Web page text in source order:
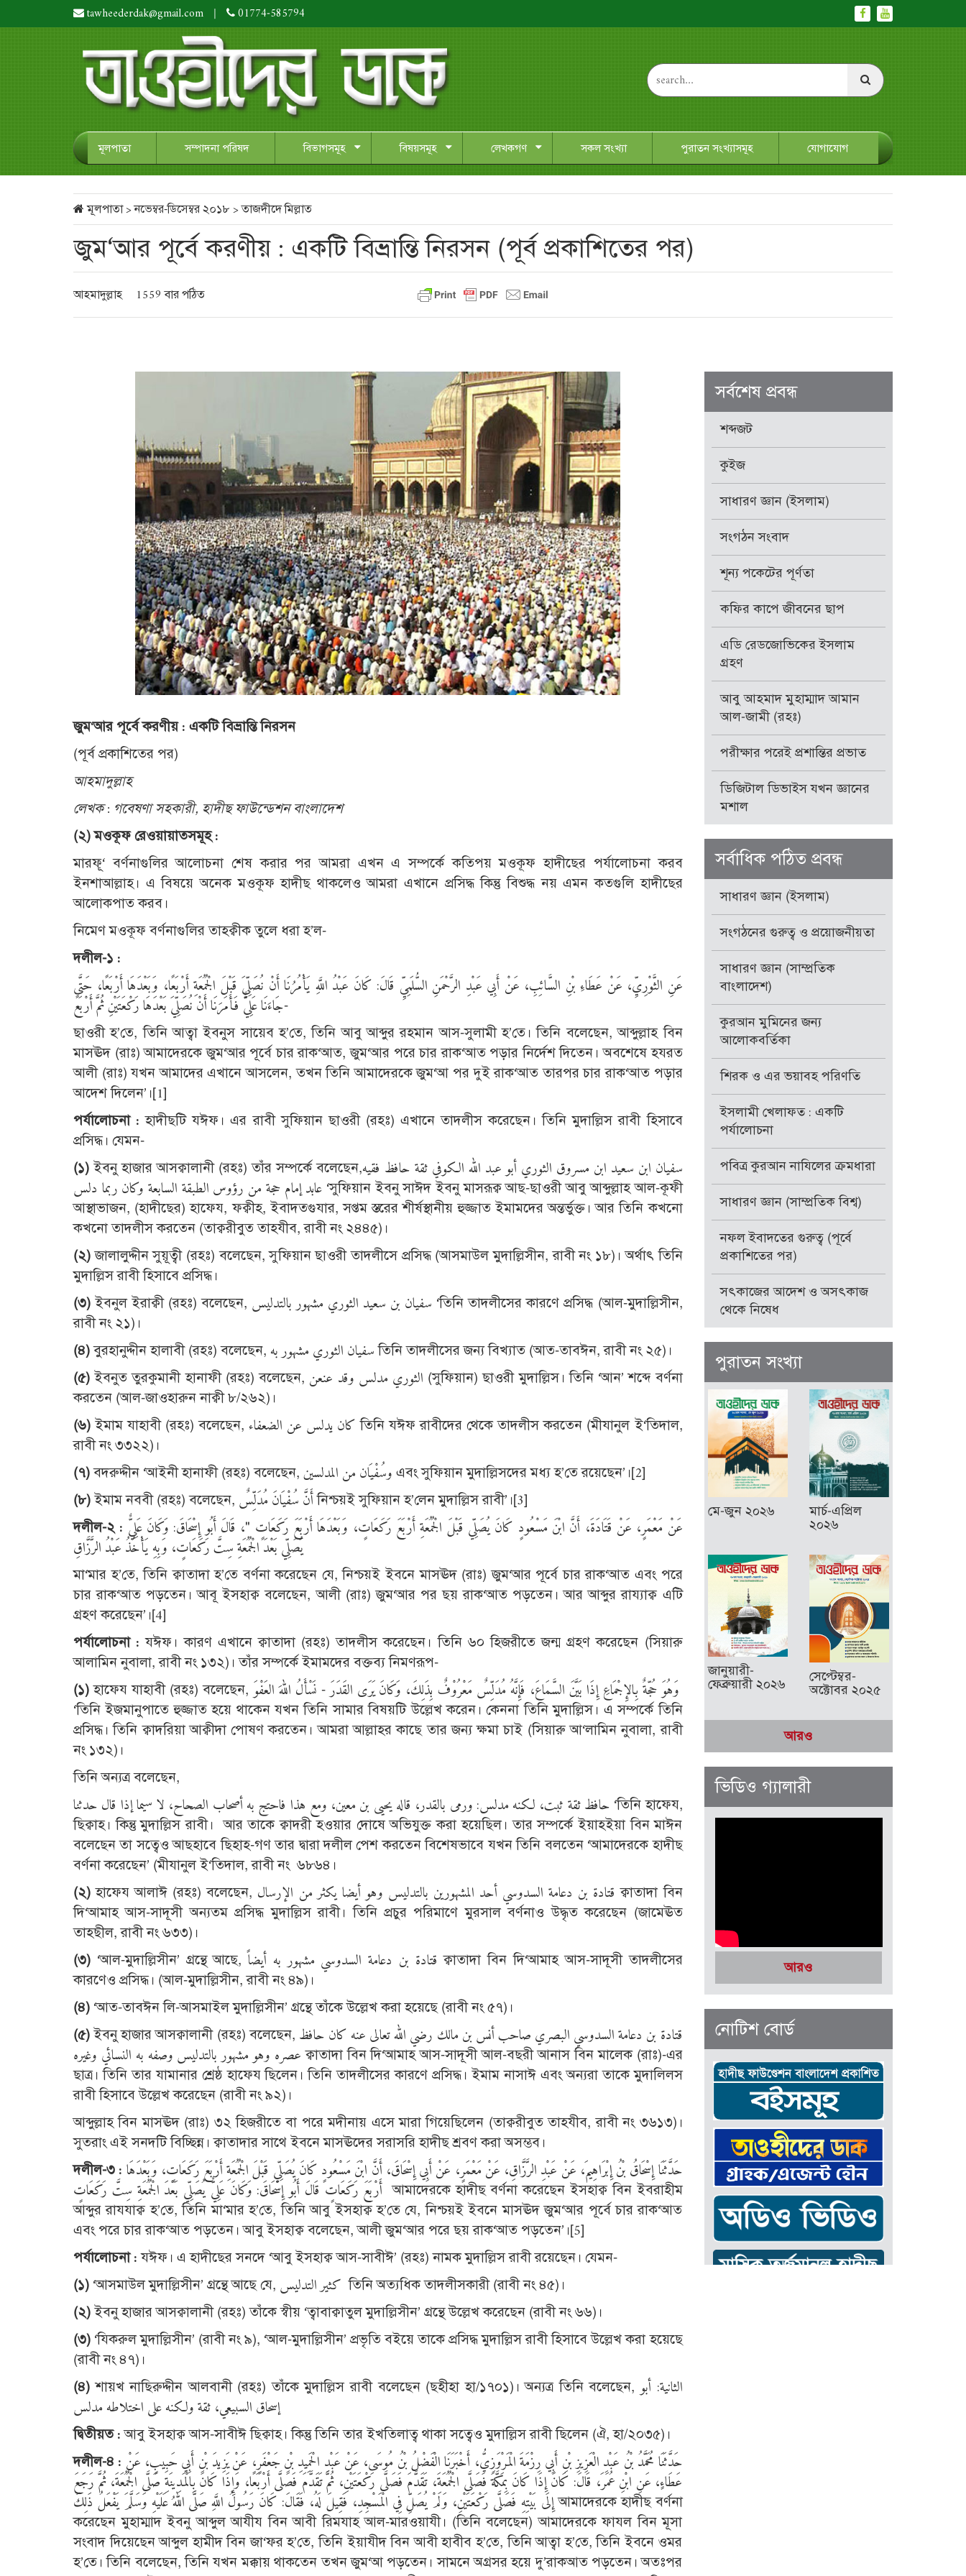
tawheederdak@gmail.com | 01774-585794
মূলপাতা সম্পাদনা পরিষদ বিভাগসমূহ বিষয়সমূহ লেখকগণ সকল সংখ্যা পুরাতন সংখ্যাসমূহ যোগাযোগ
মূলপাতা> নভেম্বর-ডিসেম্বর ২০১৮ > তাজদীদে মিল্লাত
জুম‘আর পূর্বে করণীয় : একটি বিভ্রান্তি নিরসন (পূর্ব প্রকাশিতের পর)
আহমাদুল্লাহ 1559 বার পঠিত
জুম‘আর পূর্বে করণীয় : একটি বিভ্রান্তি নিরসন
(পূর্ব প্রকাশিতের পর)
আহমাদুল্লাহ
লেখক : গবেষণা সহকারী, হাদীছ ফাউন্ডেশন বাংলাদেশ
(২) মওকূফ রেওয়ায়াতসমূহ :
মারফূ‘ বর্ণনাগুলির আলোচনা শেষ করার পর আমরা এখন এ সম্পর্কে কতিপয় মওকূফ হাদীছের পর্যালোচনা করব
ইনশাআল্লাহ। এ বিষয়ে অনেক মওকূফ হাদীছ থাকলেও আমরা এখানে প্রসিদ্ধ কিন্তু বিশুদ্ধ নয় এমন কতগুলি হাদীছের
আলোকপাত করব।
নিমেণ মওকূফ বর্ণনাগুলির তাহক্বীক তুলে ধরা হ’ল-
দলীল-১ :
عَنِ الثَّوْرِيِّ، عَنْ عَطَاءِ بْنِ السَّائِبِ، عَنْ أَبِي عَبْدِ الرَّحْمَنِ السُّلَمِيِّ قَالَ: كَانَ عَبْدُ اللَّهِ يَأْمُرُنَا أَنْ نُصَلِّيَ قَبْلَ الْجُمُعَةِ أَرْبَعًا، وَبَعْدَهَا أَرْبَعًا، حَتَّى
جَاءَنَا عَلِيٌّ فَأَمَرَنَا أَنْ نُصَلِّيَ بَعْدَهَا رَكْعَتَيْنِ ثُمَّ أَرْبَعً-
ছাওরী হ’তে, তিনি আত্বা ইবনুস সায়েব হ’তে, তিনি আবু আব্দুর রহমান আস-সুলামী হ’তে। তিনি বলেছেন, আব্দুল্লাহ বিন
মাসঊদ (রাঃ) আমাদেরকে জুম‘আর পূর্বে চার রাক‘আত, জুম‘আর পরে চার রাক‘আত পড়ার নির্দেশ দিতেন। অবশেষে হযরত
আলী (রাঃ) যখন আমাদের এখানে আসলেন, তখন তিনি আমাদেরকে জুম‘আ পর দুই রাক‘আত তারপর চার রাক‘আত পড়ার
আদেশ দিলেন’।[1]
পর্যালোচনা : হাদীছটি যঈফ। এর রাবী সুফিয়ান ছাওরী (রহঃ) এখানে তাদলীস করেছেন। তিনি মুদাল্লিস রাবী হিসাবে
প্রসিদ্ধ। যেমন-
(১) ইবনু হাজার আসক্বালানী (রহঃ) তাঁর সম্পর্কে বলেছেন,سفيان ابن سعيد ابن مسروق الثوري أبو عبد الله الكوفي ثقة حافظ فقيه
عابد إمام حجة من رؤوس الطبقة السابعة وكان ربما دلس ‘সুফিয়ান ইবনু সাঈদ ইবনু মাসরূক্ব আছ-ছাওরী আবু আব্দুল্লাহ আল-কূফী
আস্থাভাজন, (হাদীছের) হাফেয, ফক্বীহ, ইবাদতগুযার, সপ্তম স্তরের শীর্ষস্থানীয় হুজ্জাত ইমামদের অন্তর্ভুক্ত। আর তিনি কখনো
কখনো তাদলীস করতেন (তাক্বরীবুত তাহযীব, রাবী নং ২৪৪৫)।
(২) জালালুদ্দীন সুয়ূত্বী (রহঃ) বলেছেন, সুফিয়ান ছাওরী তাদলীসে প্রসিদ্ধ (আসমাউল মুদাল্লিসীন, রাবী নং ১৮)। অর্থাৎ তিনি
মুদাল্লিস রাবী হিসাবে প্রসিদ্ধ।
(৩) ইবনুল ইরাক্বী (রহঃ) বলেছেন, سفيان بن سعيد الثوري مشهور بالتدليس ‘তিনি তাদলীসের কারণে প্রসিদ্ধ (আল-মুদাল্লিসীন,
রাবী নং ২১)।
(৪)
বুরহানুদ্দীন হালাবী (রহঃ) বলেছেন, سفيان الثوري مشهور به তিনি তাদলীসের জন্য বিখ্যাত (আত-তাবঈন, রাবী নং ২৫)।
(৫) ইবনুত তুরকুমানী হানাফী (রহঃ) বলেছেন, الثوري مدلس وقد عنعن (সুফিয়ান) ছাওরী মুদাল্লিস। তিনি ‘আন’ শব্দে বর্ণনা
করতেন (আল-জাওহারুন নাক্বী ৮/২৬২)।
(৬) ইমাম যাহাবী (রহঃ) বলেছেন, كان يدلس عن الضعفاء তিনি যঈফ রাবীদের থেকে তাদলীস করতেন (মীযানুল ই‘তিদাল,
রাবী নং ৩৩২২)।
(৭)
বদরুদ্দীন ‘আইনী হানাফী (রহঃ) বলেছেন, وسُفْيَان من المدلسين এবং সুফিয়ান মুদাল্লিসদের মধ্য হ’তে রয়েছেন’।[2]
(৮)
ইমাম নববী (রহঃ) বলেছেন, أَنَّ سُفْيَانَ مُدَلِّسٌ নিশ্চয়ই সুফিয়ান হ’লেন মুদাল্লিস রাবী’।[3]
দলীল-২ :
يُصَلِّي بَعْدَ الْجُمُعَةِ سِتَّ رَكَعَاتٍ، وَبِهِ يَأْخُذُ عَبْدُ الرَّزَّاقِ
মা‘মার হ’তে, তিনি ক্বাতাদা হ’তে বর্ণনা করেছেন যে, নিশ্চয়ই ইবনে মাসঊদ (রাঃ) জুম‘আর পূর্বে চার রাক‘আত এবং পরে
চার রাক‘আত পড়তেন। আবূ ইসহাক্ব বলেছেন, আলী (রাঃ) জুম‘আর পর ছয় রাক‘আত পড়তেন। আর আব্দুর রায্যাক্ব এটি
গ্রহণ করেছেন’।[4]
পর্যালোচনা : যঈফ। কারণ এখানে ক্বাতাদা (রহঃ) তাদলীস করেছেন। তিনি ৬০ হিজরীতে জন্ম গ্রহণ করেছেন (সিয়ারু
আলামিন নুবালা, রাবী নং ১৩২)। তাঁর সম্পর্কে ইমামদের বক্তব্য নিমণরূপ-
(১) হাফেয যাহাবী (রহঃ) বলেছেন, وَهُوَ حُجّةٌ بِالإِجْمَاعِ إِذَا بَيَّنَ السَّمَاعَ، فَإِنَّهُ مُدَلِّسٌ مَعْرُوْفٌ بِذَلِكَ، وَكَانَ يَرَى القَدَرَ - نَسْأَلُ اللهَ العَفْوَ
‘তিনি ইজমানুপাতে হুজ্জাত হয়ে থাকেন যখন তিনি সামার বিষয়টি উল্লেখ করেন। কেননা তিনি মুদাল্লিস। এ সম্পর্কে তিনি
প্রসিদ্ধ। তিনি ক্বাদরিয়া আক্বীদা পোষণ করতেন। আমরা আল্লাহর কাছে তার জন্য ক্ষমা চাই (সিয়ারু আ‘লামিন নুবালা, রাবী
নং ১৩২)।
তিনি অন্যত্র বলেছেন,
حافظ ثقة ثبت، لكنه مدلس: ورمى بالقدر، قاله يحيى بن معين، ومع هذا فاحتج به أصحاب الصحاح، لا سيما إذا قال حدثنا ‘তিনি হাফেয,
ছিক্বাহ। কিন্তু মুদাল্লিস রাবী। আর তাকে ক্বাদরী হওয়ার দোষে অভিযুক্ত করা হয়েছিল। তার সম্পর্কে ইয়াহইয়া বিন মাঈন
বলেছেন তা সত্বেও আছহাবে ছিহাহ-গণ তার দ্বারা দলীল পেশ করতেন বিশেষভাবে যখন তিনি বলতেন ‘আমাদেরকে হাদীছ
বর্ণনা করেছেন’ (মীযানুল ই‘তিদাল, রাবী নং ৬৮৬৪।
(২) হাফেয আলাঈ (রহঃ) বলেছেন, قتادة بن دعامة السدوسي أحد المشهورين بالتدليس وهو أيضا يكثر من الإرسال ক্বাতাদা বিন
দি‘আমাহ আস-সাদূসী অন্যতম প্রসিদ্ধ মুদাল্লিস রাবী। তিনি প্রচুর পরিমাণে মুরসাল বর্ণনাও উদ্ধৃত করেছেন (জামেঊত
তাহছীল, রাবী নং ৬৩৩)।
(৩) ‘আল-মুদাল্লিসীন’ গ্রন্থে আছে, قتادة بن دعامة السدوسي مشهور به أيضاً ক্বাতাদা বিন দি‘আমাহ আস-সাদূসী তাদলীসের
কারণেও প্রসিদ্ধ। (আল-মুদাল্লিসীন, রাবী নং ৪৯)।
(৪) ‘আত-তাবঈন লি-আসমাইল মুদাল্লিসীন’ গ্রন্থে তাঁকে উল্লেখ করা হয়েছে (রাবী নং ৫৭)।
(৫) ইবনু হাজার আসক্বালানী (রহঃ) বলেছেন, قتادة بن دعامة السدوسي البصري صاحب أنس بن مالك رضي الله تعالى عنه كان حافظ
عصره وهو مشهور بالتدليس وصفه به النسائي وغيره ক্বাতাদা বিন দি‘আমাহ আস-সাদূসী আল-বছরী আনাস বিন মালেক (রাঃ)-এর
ছাত্র। তিনি তার যামানার শ্রেষ্ঠ হাফেয ছিলেন। তিনি তাদলীসের কারণে প্রসিদ্ধ। ইমাম নাসাঈ এবং অন্যরা তাকে মুদালিলস
রাবী হিসাবে উল্লেখ করেছেন (রাবী নং ৯২)।
আব্দুল্লাহ বিন মাসঊদ (রাঃ) ৩২ হিজরীতে বা পরে মদীনায় এসে মারা গিয়েছিলেন (তাক্বরীবুত তাহযীব, রাবী নং ৩৬১৩)।
সুতরাং এই সনদটি বিচ্ছিন্ন। ক্বাতাদার সাথে ইবনে মাসঊদের সরাসরি হাদীছ শ্রবণ করা অসম্ভব।
দলীল-৩ : حَدَّثَنَا إِسْحَاقُ بْنُ إِبْرَاهِيمَ، عَنْ عَبْدِ الرَّزَّاقِ، عَنْ مَعْمَرٍ، عَنْ أَبِي إِسْحَاقَ، أَنَّ ابْنَ مَسْعُودٍ كَانَ يُصَلِّي قَبْلَ الْجُمُعَةِ أَرْبَعَ رَكَعَاتٍ، وَبَعْدَهَا
أَرْبَعَ رَكَعَاتٍ قَالَ أَبُو إِسْحَاقَ: وَكَانَ عَلِيٌّ يُصَلِّي بَعْدَ الْجُمُعَةِ سِتَّ رَكَعَاتٍ আমাদেরকে হাদীছ বর্ণনা করেছেন ইসহাক্ব বিন ইবরাহীম
আব্দুর রাযযাক্ব হ’তে, তিনি মা‘মার হ’তে, তিনি আবু ইসহাক্ব হ’তে যে, নিশ্চয়ই ইবনে মাসঊদ জুম‘আর পূর্বে চার রাক‘আত
এবং পরে চার রাক‘আত পড়তেন। আবু ইসহাক্ব বলেছেন, আলী জুম‘আর পরে ছয় রাক‘আত পড়তেন’।[5]
পর্যালোচনা : যঈফ। এ হাদীছের সনদে ‘আবু ইসহাক্ব আস-সাবীঈ’ (রহঃ) নামক মুদাল্লিস রাবী রয়েছেন। যেমন-
(১)
‘আসমাউল মুদাল্লিসীন’ গ্রন্থে আছে যে, كثير التدليس তিনি অত্যধিক তাদলীসকারী (রাবী নং ৪৫)।
(২) ইবনু হাজার আসক্বালানী (রহঃ) তাঁকে স্বীয় ‘ত্বাবাক্বাতুল মুদাল্লিসীন’ গ্রন্থে উল্লেখ করেছেন (রাবী নং ৬৬)।
(৩) ‘যিকরুল মুদাল্লিসীন’ (রাবী নং ৯), ‘আল-মুদাল্লিসীন’ প্রভৃতি বইয়ে তাকে প্রসিদ্ধ মুদাল্লিস রাবী হিসাবে উল্লেখ করা হয়েছে
(রাবী নং ৪৭)।
(৪) শায়খ নাছিরুদ্দীন আলবানী (রহঃ) তাঁকে মুদাল্লিস রাবী বলেছেন (ছহীহা হা/১৭০১)। অন্যত্র তিনি বলেছেন, الثانية: أبو
إسحاق السبيعي، ثقة ولكنه على اختلاطه مدلس
দ্বিতীয়ত :আবু ইসহাক্ব আস-সাবীঈ ছিক্বাহ। কিন্তু তিনি তার ইখতিলাত্ব থাকা সত্বেও মুদাল্লিস রাবী ছিলেন (ঐ, হা/২০৩৫)।
দলীল-৪ :
عَطَاءٍ، عَنِ ابْنِ عُمَرَ، قَالَ: كَانَ إِذَا كَانَ بِمَكَّةَ فَصَلَّى الْجُمُعَةَ، تَقَدَّمَ فَصَلَّى رَكْعَتَيْنِ، ثُمَّ تَقَدَّمَ فَصَلَّى أَرْبَعًا، وَإِذَا كَانَ بِالْمَدِينَةِ صَلَّى الْجُمُعَةَ، ثُمَّ رَجَعَ
إِلَى بَيْتِهِ فَصَلَّى رَكْعَتَيْنِ، وَلَمْ يُصَلِّ فِي الْمَسْجِدِ، فَقِيلَ لَهُ، فَقَالَ: كَانَ رَسُولُ اللَّهِ صَلَّى اللهُ عَلَيْهِ وَسَلَّمَ يَفْعَلُ ذَلِكَ আমাদেরকে হাদীছ বর্ণনা
করেছেন মুহাম্মাদ ইবনু আব্দুল আযীয বিন আবী রিমযাহ আল-মারওয়াযী। (তিনি বলেছেন) আমাদেরকে ফাযল বিন মূসা
সংবাদ দিয়েছেন আব্দুল হামীদ বিন জা‘ফর হ’তে, তিনি ইয়াযীদ বিন আবী হাবীব হ’তে, তিনি আত্বা হ’তে, তিনি ইবনে ওমর
হ’তে। তিনি বলেছেন, তিনি যখন মক্কায় থাকতেন তখন জুম‘আ পড়তেন। সামনে অগ্রসর হয়ে দু’রাকআত পড়তেন। অতঃপর
সর্বশেষ প্রবন্ধ
শব্দজট
কুইজ
সাধারণ জ্ঞান (ইসলাম)
সংগঠন সংবাদ
শূন্য পকেটের পূর্ণতা
কফির কাপে জীবনের ছাপ
এডি রেডজোভিকের ইসলাম
গ্রহণ
আবু আহমাদ মুহাম্মাদ আমান
আল-জামী (রহঃ)
পরীক্ষার পরেই প্রশান্তির প্রভাত
ডিজিটাল ডিভাইস যখন জ্ঞানের
মশাল
সর্বাধিক পঠিত প্রবন্ধ
সাধারণ জ্ঞান (ইসলাম)
সংগঠনের গুরুত্ব ও প্রয়োজনীয়তা
সাধারণ জ্ঞান (সাম্প্রতিক
বাংলাদেশ)
কুরআন মুমিনের জন্য
আলোকবর্তিকা
শিরক ও এর ভয়াবহ পরিণতি
ইসলামী খেলাফত : একটি
পর্যালোচনা
পবিত্র কুরআন নাযিলের ক্রমধারা
সাধারণ জ্ঞান (সাম্প্রতিক বিশ্ব)
নফল ইবাদতের গুরুত্ব (পূর্বে
প্রকাশিতের পর)
সৎকাজের আদেশ ও অসৎকাজ
থেকে নিষেধ
পুরাতন সংখ্যা
মে-জুন ২০২৬
মার্চ-এপ্রিল
২০২৬
জানুয়ারী-
ফেব্রুয়ারী ২০২৬
সেপ্টেম্বর-
অক্টোবর ২০২৫
আরও
ভিডিও গ্যালারী
আরও
নোটিশ বোর্ড